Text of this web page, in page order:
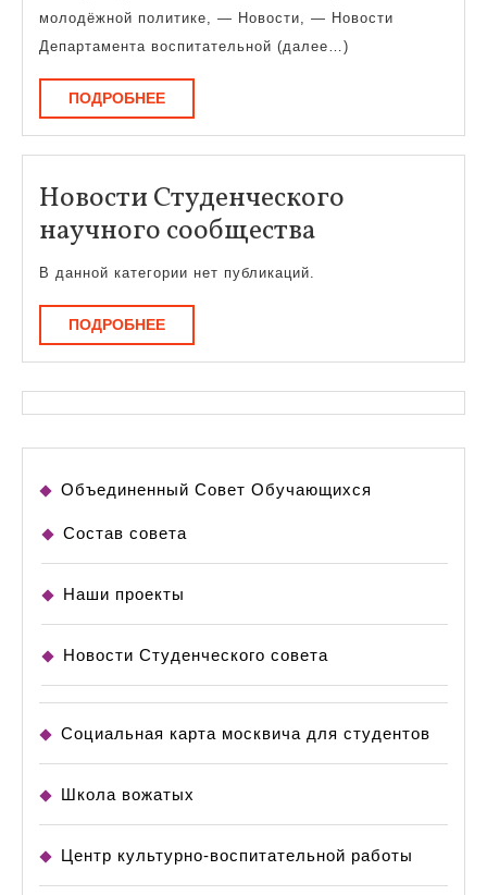
молодёжной политике, — Новости, — Новости
Департамента воспитательной (далее…)
ПОДРОБНЕЕПОДРОБНЕЕ
Новости Студенческого
научного сообщества
В данной категории нет публикаций.
ПОДРОБНЕЕПОДРОБНЕЕ
Объединенный Совет Обучающихся
Состав совета
Наши проекты
Новости Студенческого совета
Социальная карта москвича для студентов
Школа вожатых
Центр культурно-воспитательной работы